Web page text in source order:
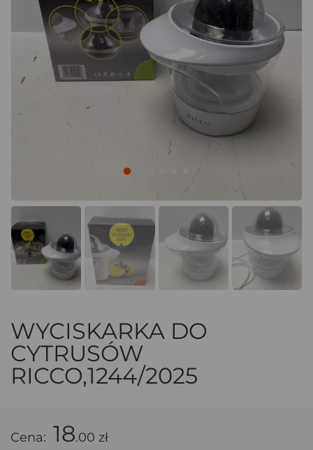
WYCISKARKA DO
CYTRUSÓW
RICCO,1244/2025
Cena: 18.00 zł